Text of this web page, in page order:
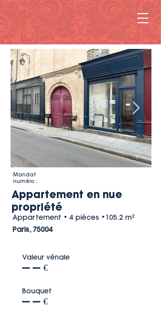
Mandat
numéro :
Appartement en nue
propriété
Appartement • 4 pièces •105.2 m²
Paris, 75004
Valeur vénale
--- --- €
Bouquet
--- --- €